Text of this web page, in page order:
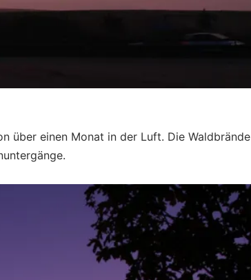
über einen Monat in der Luft. Die Waldbrände